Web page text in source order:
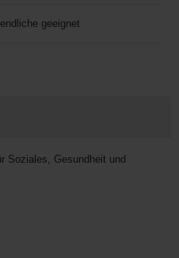
geeignet
Soziales, Gesundheit und